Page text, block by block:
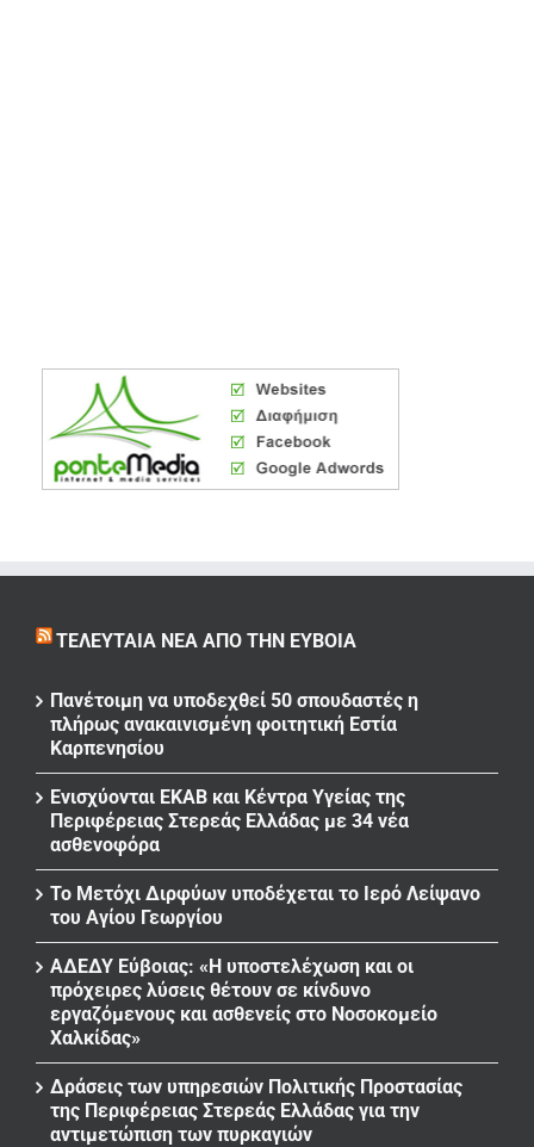
ΤΕΛΕΥΤΑΊΑ ΝΈΑ ΑΠΌ ΤΗΝ ΕΎΒΟΙΑ
Πανέτοιμη να υποδεχθεί 50 σπουδαστές η
πλήρως ανακαινισμένη φοιτητική Εστία
Καρπενησίου
Ενισχύονται ΕΚΑΒ και Κέντρα Υγείας της
Περιφέρειας Στερεάς Ελλάδας με 34 νέα
ασθενοφόρα
Το Μετόχι Διρφύων υποδέχεται το Ιερό Λείψανο
του Αγίου Γεωργίου
ΑΔΕΔΥ Εύβοιας: «Η υποστελέχωση και οι
πρόχειρες λύσεις θέτουν σε κίνδυνο
εργαζόμενους και ασθενείς στο Νοσοκομείο
Χαλκίδας»
Δράσεις των υπηρεσιών Πολιτικής Προστασίας
της Περιφέρειας Στερεάς Ελλάδας για την
αντιμετώπιση των πυρκαγιών